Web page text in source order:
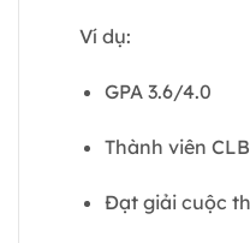
Ví dụ:
GPA 3.6/4.0
Thành viên
Đạt giải cuộc